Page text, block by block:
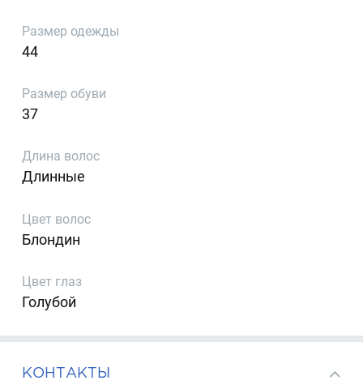
Размер одежды
44
Размер обуви
37
Длина волос
Длинные
Цвет волос
Блондин
Цвет глаз
Голубой
КОНТАКТЫ